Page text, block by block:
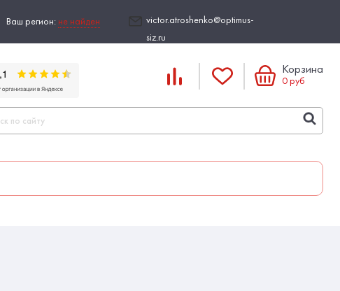
Ваш регион: не найден
victor.atroshenko@optimus-
siz.ru
Корзина
0руб